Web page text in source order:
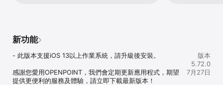
行動裝置的安全。
新功能
- 此版本支援iOS 13以上作業系統，請升級後安裝。
感謝您愛用OPENPOINT，我們會定期更新應用程式，期望
提供更便利的服務及體驗，請立即下載最新版本！
版本
5.72.0
7月27日